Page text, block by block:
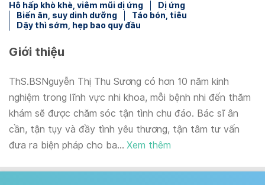
Hô hấp khò khè, viêm mũi dị ứng
Dị ứng
Biến ăn, suy dinh dưỡng
Táo bón, tiêu
Dậy thì sớm, hẹp bao quy đầu
Giới thiệu
ThS.BSNguyễn Thị Thu Sương có hơn 10 năm kinh
nghiệm trong lĩnh vực nhi khoa, mỗi bệnh nhi đến thăm
khám sẽ được chăm sóc tận tình chu đáo. Bác sĩ ân
cần, tận tụy và đầy tình yêu thương, tận tâm tư vấn
đưa ra biện pháp cho ba... Xem thêm